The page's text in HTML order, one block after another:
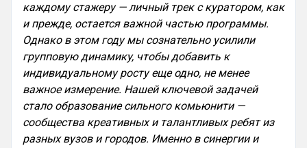
каждому стажеру — личный трек с куратором, как
и прежде, остается важной частью программы.
Однако в этом году мы сознательно усилили
групповую динамику, чтобы добавить к
индивидуальному росту еще одно, не менее
важное измерение. Нашей ключевой задачей
стало образование сильного комьюнити —
сообщества креативных и талантливых ребят из
разных вузов и городов. Именно в синергии и